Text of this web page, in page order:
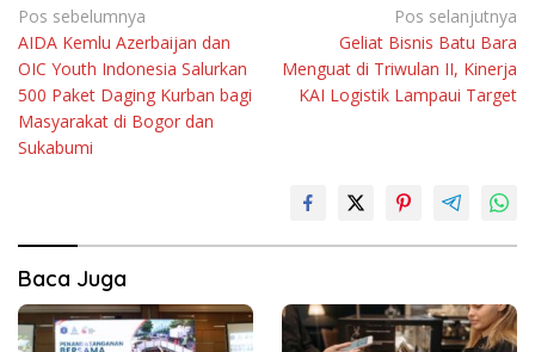
Navigasi
pos
Pos sebelumnya
AIDA Kemlu Azerbaijan dan
OIC Youth Indonesia Salurkan
500 Paket Daging Kurban bagi
Masyarakat di Bogor dan
Sukabumi
Pos selanjutnya
Geliat Bisnis Batu Bara
Menguat di Triwulan II, Kinerja
KAI Logistik Lampaui Target
Baca Juga